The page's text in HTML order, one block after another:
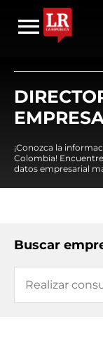
¡Conozca la
Colombia!
datos empresarial
Buscar